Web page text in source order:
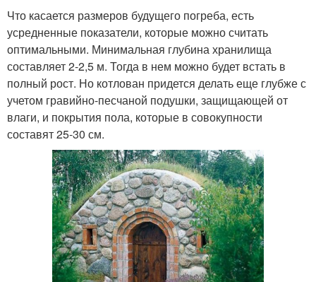
Что касается размеров будущего погреба, есть
усредненные показатели, которые можно считать
оптимальными. Минимальная глубина хранилища
составляет 2-2,5 м. Тогда в нем можно будет встать в
полный рост. Но котлован придется делать еще глубже с
учетом гравийно-песчаной подушки, защищающей от
влаги, и покрытия пола, которые в совокупности
составят 25-30 см.